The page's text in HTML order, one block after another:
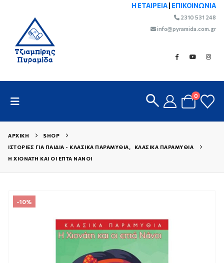
Η ΕΤΑΙΡΕΙΑ ΕΠΙΚΟΙΝΩΝΙΑ
2310 531 248
info@pyramida.com.gr
0
ΑΡΧΙΚΉ
SHOP
ΙΣΤΟΡΊΕΣ ΓΙΑ ΠΑΙΔΙΆ - ΚΛΑΣΙΚΆ ΠΑΡΑΜΎΘΙΑ,
ΚΛΑΣΙΚΆ ΠΑΡΑΜΎΘΙΑ
Η ΧΙΟΝΆΤΗ ΚΑΙ ΟΙ ΕΠΤΆ ΝΆΝΟΙ
-10%